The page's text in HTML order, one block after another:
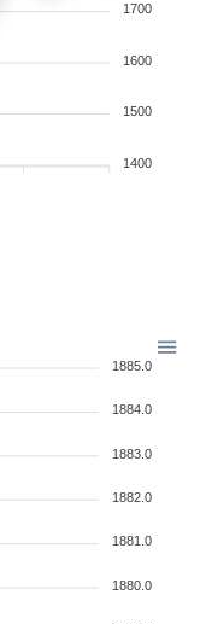
1700
1600
1500
1400
1885.0
1884.0
1883.0
1882.0
1881.0
1880.0